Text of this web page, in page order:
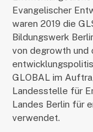
Evangelischer
waren 2019 die
Bildungswerk
von degrowth und
GLOBAL im
Landesstelle für
Landes Berlin für
verwendet.